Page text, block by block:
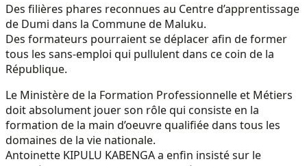
Des filières phares reconnues au Centre d’apprentissage
de Dumi dans la Commune de Maluku.
Des formateurs pourraient se déplacer afin de former
tous les sans-emploi qui pullulent dans ce coin de la
République.
Le Ministère de la Formation Professionnelle et Métiers
doit absolument jouer son rôle qui consiste en la
formation de la main d’oeuvre qualifiée dans tous les
domaines de la vie nationale.
Antoinette KIPULU KABENGA a enfin insisté sur le